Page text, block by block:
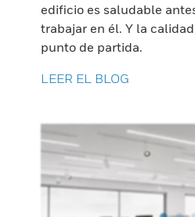
edificio es saludable
trabajar en él. Y la
punto de partida.
LEER EL BLOG